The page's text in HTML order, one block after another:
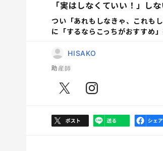
「実はしなくていい！」し
つい「あれもしなきゃ、これも
に「するならこっちがおすすめ」
HISAKO
助産師